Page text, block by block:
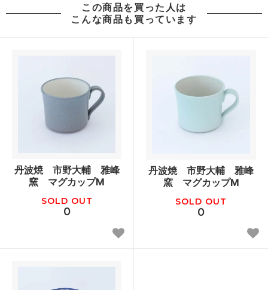
この商品を買った人は
こんな商品も買っています
丹波焼 市野大輔 雅峰
窯 マグカップM
SOLD OUT
0
丹波焼 市野大輔 雅峰
窯 マグカップM
SOLD OUT
0